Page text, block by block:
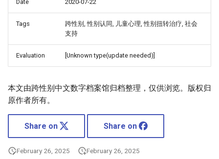
Date 2020-07-22
Tags
跨性别, 性别认同, 儿童心理, 性别扭转治疗, 社会
支持
Evaluation [Unknown type(update needed)]
本文由跨性别中文数字档案馆归档整理，仅供浏览。版权归
原作者所有。
Share on Share on
February 26, 2025 February 26, 2025